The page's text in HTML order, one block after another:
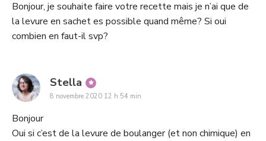
Bonjour, je souhaite faire votre recette mais je n’ai que de
la levure en sachet es possible quand même? Si oui
combien en faut-il svp?
Stella says:
8 novembre 2020 12 h 54 min
Bonjour
Oui si c’est de la levure de boulanger (et non chimique) en